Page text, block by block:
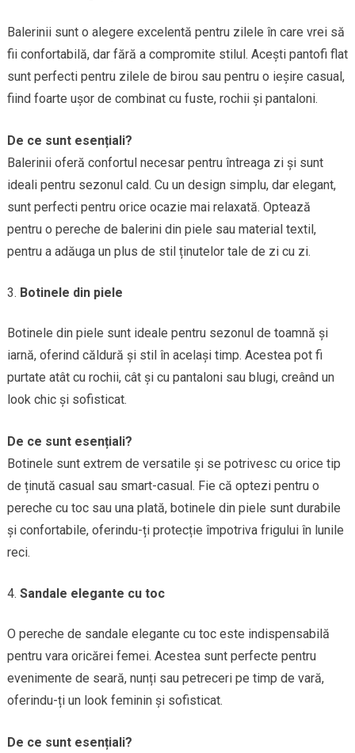
Balerinii sunt o alegere excelentă pentru zilele în care vrei să
fii confortabilă, dar fără a compromite stilul. Acești pantofi flat
sunt perfecti pentru zilele de birou sau pentru o ieșire casual,
fiind foarte ușor de combinat cu fuste, rochii și pantaloni.
De ce sunt esențiali?
Balerinii oferă confortul necesar pentru întreaga zi și sunt
ideali pentru sezonul cald. Cu un design simplu, dar elegant,
sunt perfecti pentru orice ocazie mai relaxată. Optează
pentru o pereche de balerini din piele sau material textil,
pentru a adăuga un plus de stil ținutelor tale de zi cu zi.
Botinele din piele
Botinele din piele sunt ideale pentru sezonul de toamnă și
iarnă, oferind căldură și stil în același timp. Acestea pot fi
purtate atât cu rochii, cât și cu pantaloni sau blugi, creând un
look chic și sofisticat.
De ce sunt esențiali?
Botinele sunt extrem de versatile și se potrivesc cu orice tip
de ținută casual sau smart-casual. Fie că optezi pentru o
pereche cu toc sau una plată, botinele din piele sunt durabile
și confortabile, oferindu-ți protecție împotriva frigului în lunile
reci.
Sandale elegante cu toc
O pereche de sandale elegante cu toc este indispensabilă
pentru vara oricărei femei. Acestea sunt perfecte pentru
evenimente de seară, nunți sau petreceri pe timp de vară,
oferindu-ți un look feminin și sofisticat.
De ce sunt esențiali?